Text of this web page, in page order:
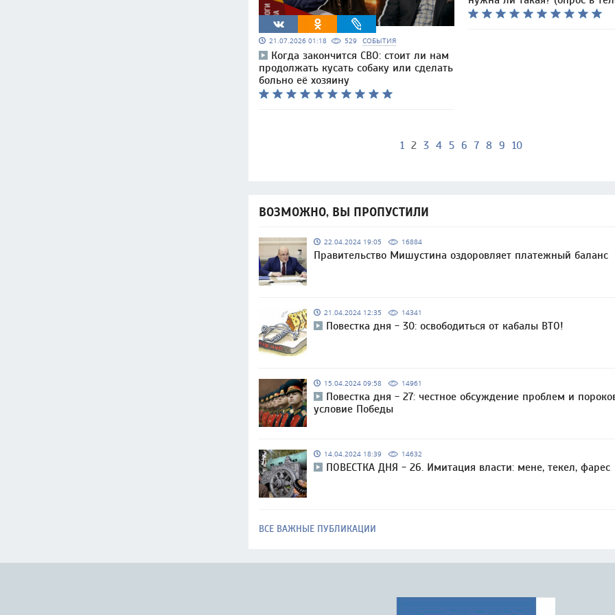
21.07.2026 01:18 529 СОБЫТИЯ
Когда закончится СВО: стоит ли нам
продолжать кусать собаку или сделать
больно её хозяину
1 2 3 4 5 6 7 8 9 10
ВОЗМОЖНО, ВЫ ПРОПУСТИЛИ
22.04.2024 19:05 16884
Правительство Мишустина оздоровляет платежный баланс
21.04.2024 12:35 14341
Повестка дня - 30: освободиться от кабалы ВТО!
15.04.2024 09:58 14961
Повестка дня - 27: честное обсуждение проблем и
условие Победы
14.04.2024 18:39 14632
ПОВЕСТКА ДНЯ - 26. Имитация власти: мене, текел, фарес
ВСЕ ВАЖНЫЕ ПУБЛИКАЦИИ